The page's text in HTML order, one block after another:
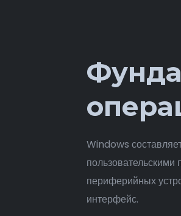
Windows
периферийных
интерфейс.